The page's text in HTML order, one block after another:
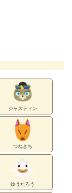
ジャスティン
つねきち
ゆうたろう